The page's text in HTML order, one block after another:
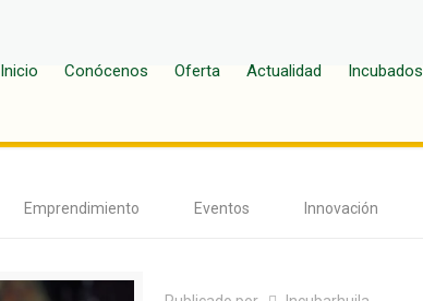
Inicio Conócenos Oferta Actualidad Incubados
Emprendimiento Eventos Innovación